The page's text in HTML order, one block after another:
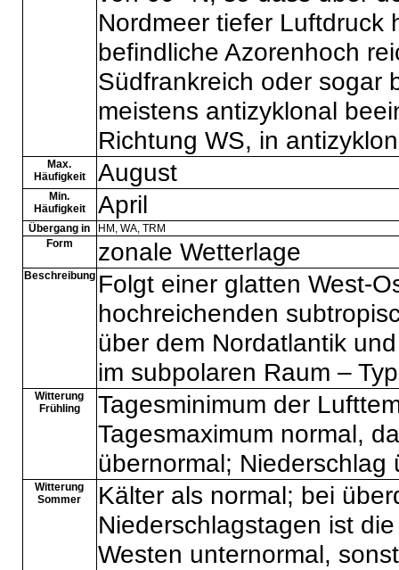
Nordmeer tiefer Luftdruck
befindliche Azorenhoch
Südfrankreich oder sogar
meistens antizyklonal
Richtung WS, in
Max.
Häufigkeit
August
Min.
Häufigkeit
April
Übergang in HM , WA, TRM
Form
zonale Wetterlage
Beschreibung Folgt einer glatten West-
hochreichenden
über dem Nordatlantik
im subpolaren Raum –
Witterung
Frühling
Tagesminimum der
Tagesmaximum normal,
übernormal; Niederschlag
Witterung
Sommer
Kälter als normal; bei
Niederschlagstagen ist
Westen unternormal,